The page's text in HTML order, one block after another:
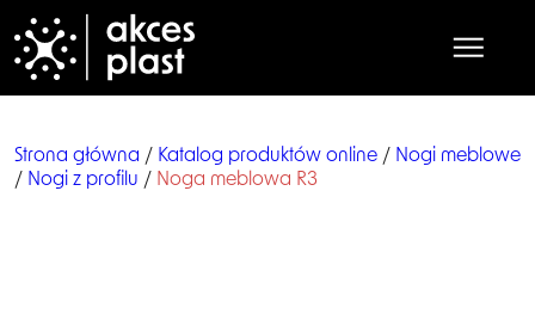
Strona główna / Katalog produktów online / Nogi meblowe
/ Nogi z profilu / Noga meblowa R3